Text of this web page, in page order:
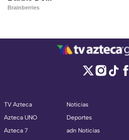
TV Azteca
Azteca UNO
Azteca 7
Noticias
Deportes
adn Noticias